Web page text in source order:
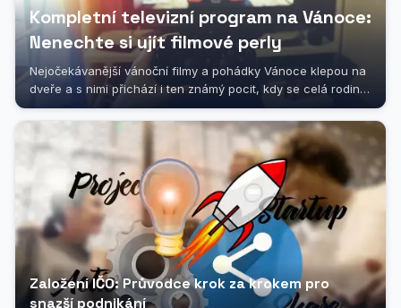
Kompletní televizní program na Vánoce:
Nenechte si ujít filmové perly
Nejočekávanější vánoční filmy a pohádky Vánoce klepou na
dveře a s nimi přichází i ten známý pocit, kdy se celá rodina
sesedne kolem...
Založení IČO: Průvodce krok za krokem pro
snazší podnikání